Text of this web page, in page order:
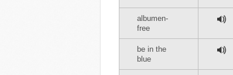
albumen-
free
be in the
blue